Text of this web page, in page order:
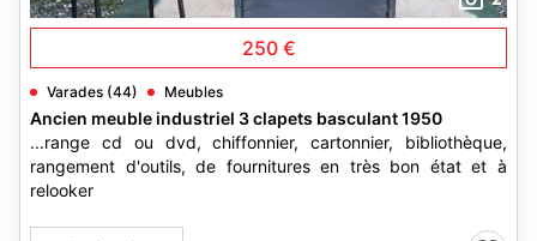
250 €
Varades (44) Meubles
Ancien meuble industriel 3 clapets basculant 1950
...range cd ou dvd, chiffonnier, cartonnier, bibliothèque,
rangement d'outils, de fournitures en très bon état et à
relooker